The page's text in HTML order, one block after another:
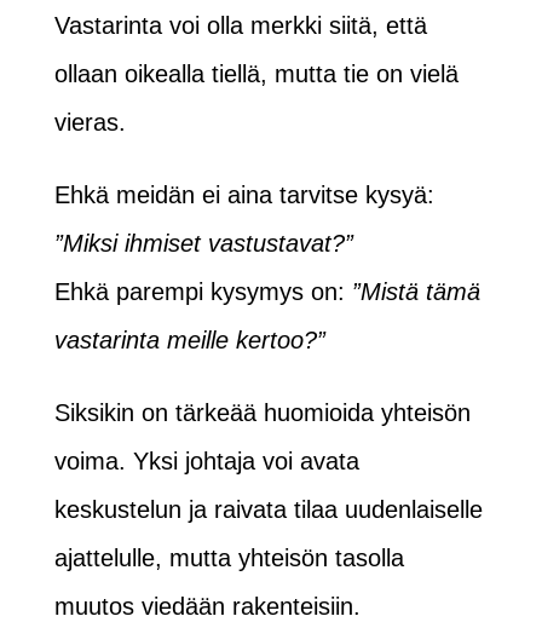
Vastarinta voi olla merkki siitä, että
ollaan oikealla tiellä, mutta tie on vielä
vieras.
Ehkä meidän ei aina tarvitse kysyä:
”Miksi ihmiset vastustavat?”
Ehkä parempi kysymys on: ”Mistä tämä
vastarinta meille kertoo?”
Siksikin on tärkeää huomioida yhteisön
voima. Yksi johtaja voi avata
keskustelun ja raivata tilaa uudenlaiselle
ajattelulle, mutta yhteisön tasolla
muutos viedään rakenteisiin.